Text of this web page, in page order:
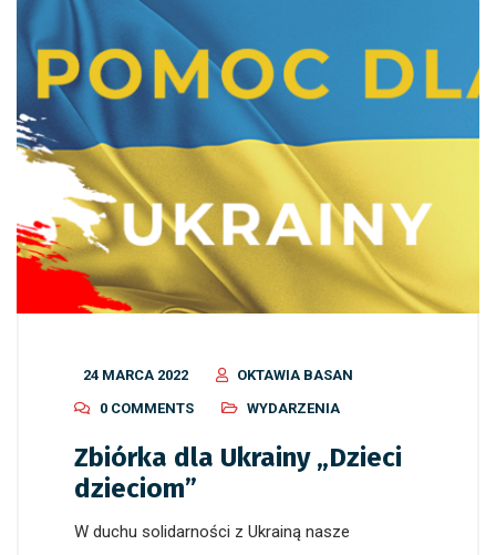
24 MARCA 2022
OKTAWIA BASAN
0 COMMENTS
WYDARZENIA
Zbiórka dla Ukrainy „Dzieci
dzieciom”
W duchu solidarności z Ukrainą nasze